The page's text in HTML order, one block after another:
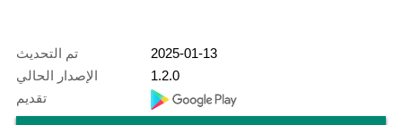
تم التحديث
2025-01-13
الإصدار الحالي
1.2.0
تقديم